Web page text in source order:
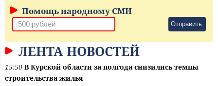
Помощь народному СМИ
Отправить
ЛЕНТА НОВОСТЕЙ
15:50 В Курской области за полгода снизились темпы
строительства жилья